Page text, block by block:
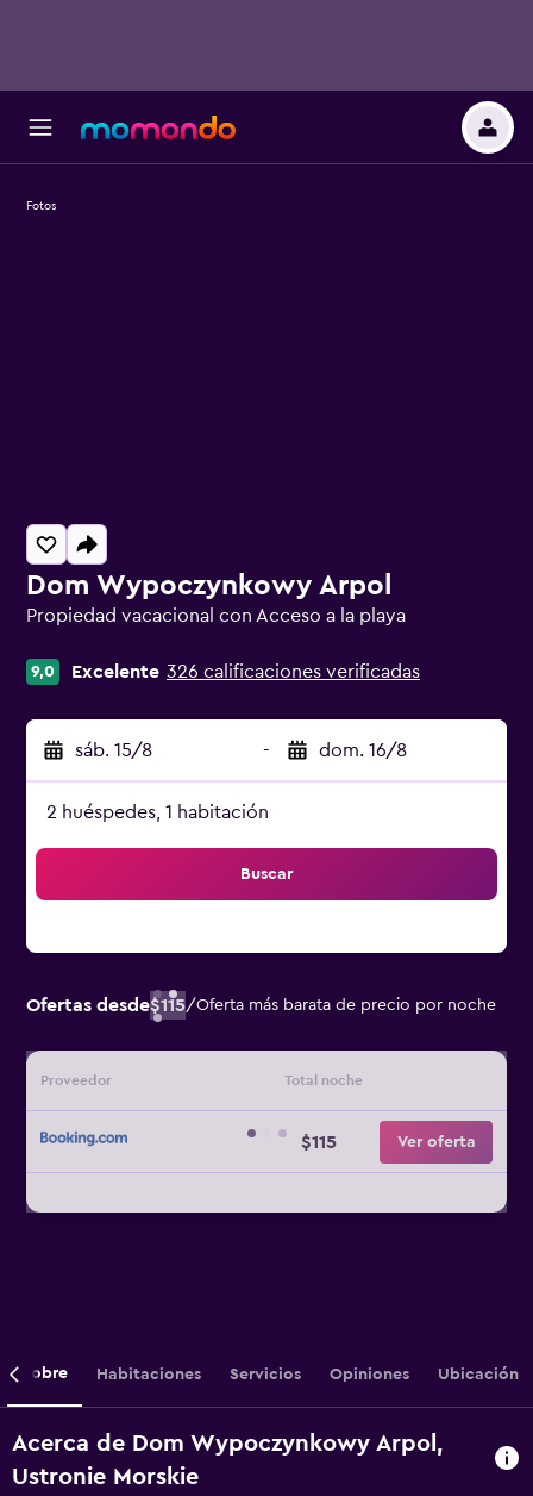
Dom Wypoczynkowy Arpol
Propiedad vacacional con Acceso a la playa
9,0 Excelente 326 calificaciones verificadas
sáb. 15/8 - dom. 16/8
2 huéspedes, 1 habitación
Buscar
Ofertas desde$115/Oferta más barata de precio por noche
Proveedor Total noche
$115 Ver oferta
Fotos
Sobre Habitaciones Servicios Opiniones Ubicación
Acerca de Dom Wypoczynkowy Arpol,
Ustronie Morskie